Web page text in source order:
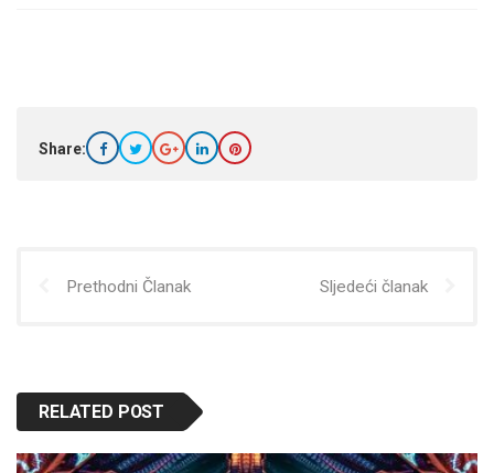
Share:
Prethodni Članak Sljedeći članak
RELATED POST